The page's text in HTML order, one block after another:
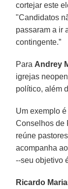
cortejar este
"Candidatos
passaram a ir
contingente.”
Para Andrey
igrejas
político, além
Um exemplo
Conselhos de
reúne
acompanha
--seu objetivo
Ricardo